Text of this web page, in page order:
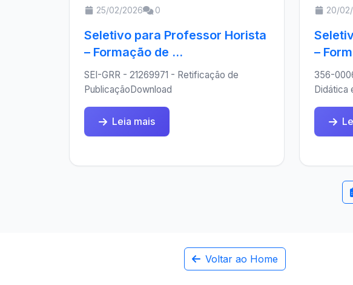
25/02/2026 0
Seletivo para Professor Horista
– Formação de ...
SEI-GRR - 21269971 - Retificação de
PublicaçãoDownload
Leia mais
20/
–
356-
Didática
Voltar ao Home